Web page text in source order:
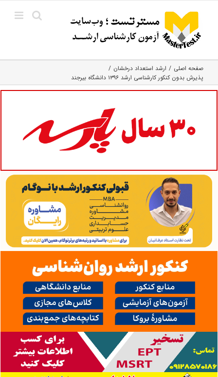
content
صفحه اصلی
ارشد استعداد درخشان
پذیرش بدون کنکور کارشناسی ارشد ۱۳۹۶ دانشگاه بیرجند